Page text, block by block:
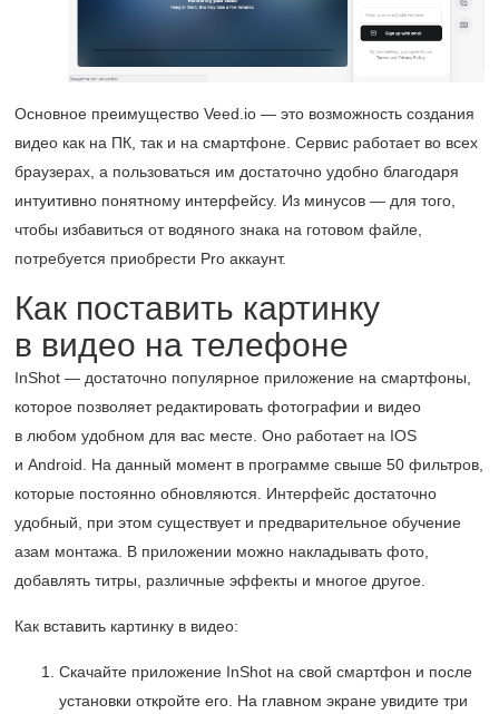
Основное преимущество Veed.io — это возможность создания
видео как на ПК, так и на смартфоне. Сервис работает во всех
браузерах, а пользоваться им достаточно удобно благодаря
интуитивно понятному интерфейсу. Из минусов — для того,
чтобы избавиться от водяного знака на готовом файле,
потребуется приобрести Pro аккаунт.
Как поставить картинку
в видео на телефоне
InShot — достаточно популярное приложение на смартфоны,
которое позволяет редактировать фотографии и видео
в любом удобном для вас месте. Оно работает на IOS
и Android. На данный момент в программе свыше 50 фильтров,
которые постоянно обновляются. Интерфейс достаточно
удобный, при этом существует и предварительное обучение
азам монтажа. В приложении можно накладывать фото,
добавлять титры, различные эффекты и многое другое.
Как вставить картинку в видео:
Скачайте приложение InShot на свой смартфон и после
установки откройте его. На главном экране увидите три